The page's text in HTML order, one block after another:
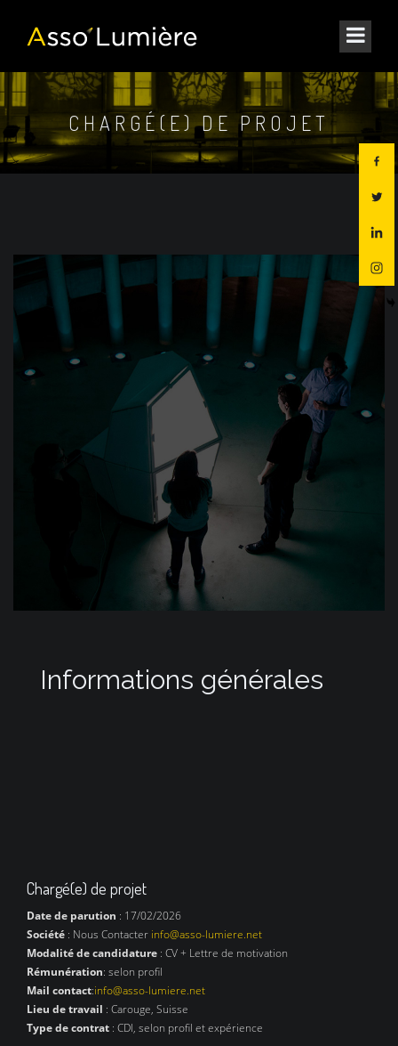
CHARGÉ(E) DE PROJET
Informations générales
Chargé(e) de projet
Date de parution : 17/02/2026
Société : Nous Contacter info@asso-lumiere.net
Modalité de candidature : CV + Lettre de motivation
Rémunération: selon profil
Mail contact:info@asso-lumiere.net
Lieu de travail : Carouge, Suisse
Type de contrat : CDI, selon profil et expérience